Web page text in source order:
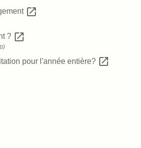
open_in_new
? open_in_new
pour l'année entière? open_in_new